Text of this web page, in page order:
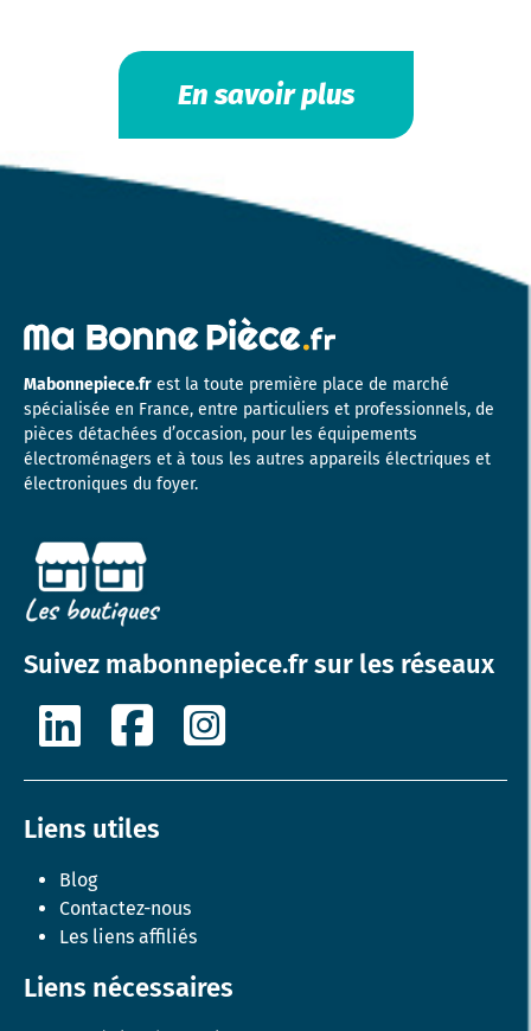
En savoir plus
Mabonnepiece.fr est la toute première place de marché
spécialisée en France, entre particuliers et professionnels, de
pièces détachées d’occasion, pour les équipements
électroménagers et à tous les autres appareils électriques et
électroniques du foyer.
Suivez mabonnepiece.fr sur les réseaux
Liens utiles
Blog
Contactez-nous
Les liens affiliés
Liens nécessaires